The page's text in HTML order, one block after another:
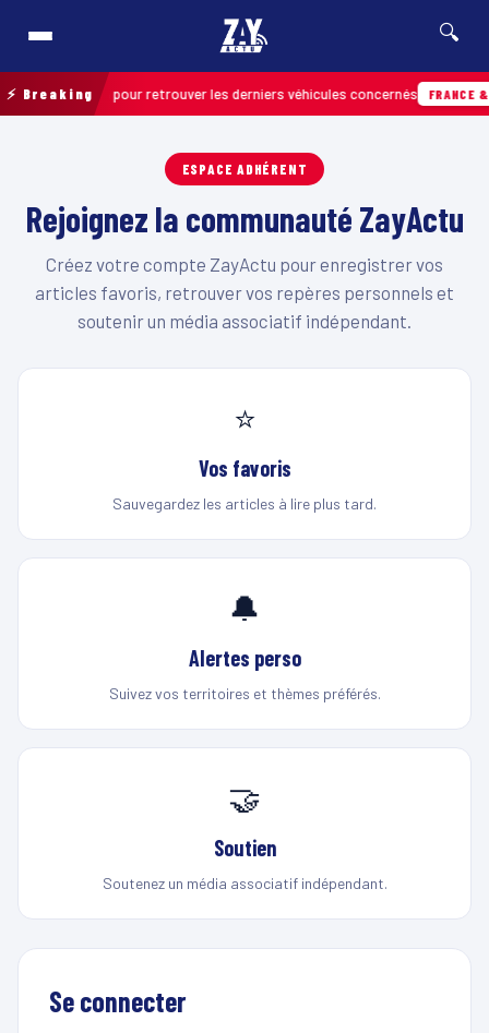
🔍
⚡ Breaking
de terrain pour retrouver les derniers véhicules concernés FRANCE &
ESPACE ADHÉRENT
Rejoignez la communauté ZayActu
Créez votre compte ZayActu pour enregistrer vos
articles favoris, retrouver vos repères personnels et
soutenir un média associatif indépendant.
⭐
Vos favoris
Sauvegardez les articles à lire plus tard.
🔔
Alertes perso
Suivez vos territoires et thèmes préférés.
🤝
Soutien
Soutenez un média associatif indépendant.
Se connecter